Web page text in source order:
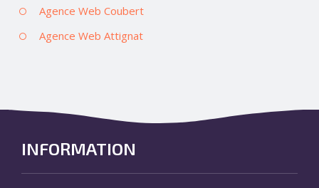
Agence Web Coubert
Agence Web Attignat
INFORMATION